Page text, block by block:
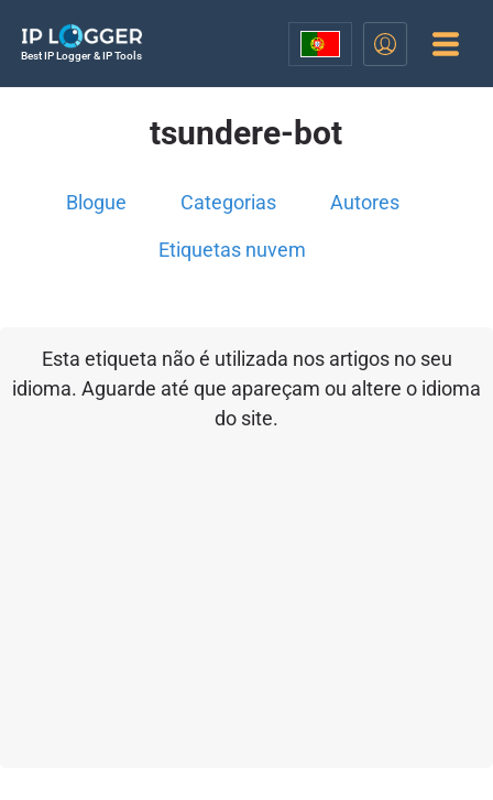
Best IP Logger & IP Tools
tsundere-bot
Blogue Categorias Autores
Etiquetas nuvem